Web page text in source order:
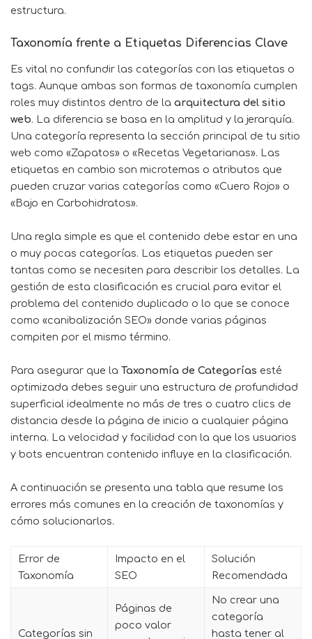
estructura.
Taxonomía frente a Etiquetas Diferencias Clave
Es vital no confundir las categorías con las etiquetas o
tags. Aunque ambas son formas de taxonomía cumplen
roles muy distintos dentro de la arquitectura del sitio
web. La diferencia se basa en la amplitud y la jerarquía.
Una categoría representa la sección principal de tu sitio
web como «Zapatos» o «Recetas Vegetarianas». Las
etiquetas en cambio son microtemas o atributos que
pueden cruzar varias categorías como «Cuero Rojo» o
«Bajo en Carbohidratos».
Una regla simple es que el contenido debe estar en una
o muy pocas categorías. Las etiquetas pueden ser
tantas como se necesiten para describir los detalles. La
gestión de esta clasificación es crucial para evitar el
problema del contenido duplicado o lo que se conoce
como «canibalización SEO» donde varias páginas
compiten por el mismo término.
Para asegurar que la Taxonomía de Categorías esté
optimizada debes seguir una estructura de profundidad
superficial idealmente no más de tres o cuatro clics de
distancia desde la página de inicio a cualquier página
interna. La velocidad y facilidad con la que los usuarios
y bots encuentran contenido influye en la clasificación.
A continuación se presenta una tabla que resume los
errores más comunes en la creación de taxonomías y
cómo solucionarlos.
Error de
Taxonomía
Impacto en el
SEO
Solución
Recomendada
Categorías sin
Páginas de
poco valor
No crear una
categoría
hasta tener al